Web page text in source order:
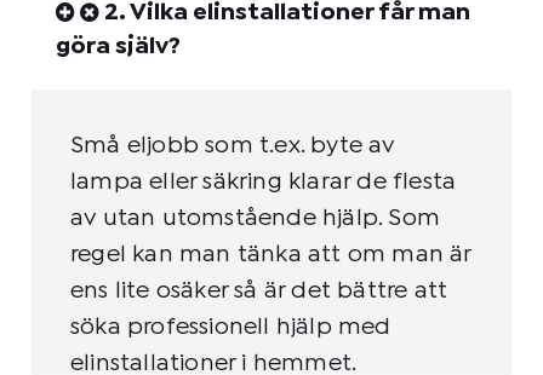
2. Vilka elinstallationer får man
göra själv?
Små eljobb som t.ex. byte av
lampa eller säkring klarar de flesta
av utan utomstående hjälp. Som
regel kan man tänka att om man är
ens lite osäker så är det bättre att
söka professionell hjälp med
elinstallationer i hemmet.